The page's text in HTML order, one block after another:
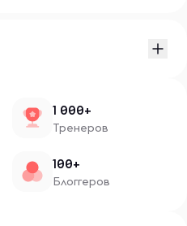
1 000+
Тренеров
100+
Блоггеров